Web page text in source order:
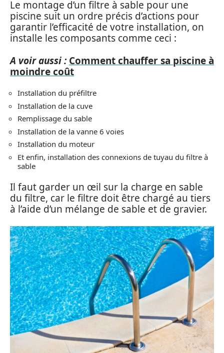
Le montage d’un filtre à sable pour une
piscine suit un ordre précis d’actions pour
garantir l’efficacité de votre installation, on
installe les composants comme ceci :
A voir aussi : Comment chauffer sa piscine à
moindre coût
Installation du préfiltre
Installation de la cuve
Remplissage du sable
Installation de la vanne 6 voies
Installation du moteur
Et enfin, installation des connexions de tuyau du filtre à
sable
Il faut garder un œil sur la charge en sable
du filtre, car le filtre doit être chargé au tiers
à l’aide d’un mélange de sable et de gravier.